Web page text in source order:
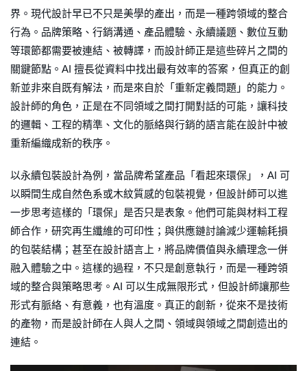
界。現代設計早已不只是美學的產出，而是一種跨領域的整合
行為。品牌策略、行銷溝通、產品體驗、永續議題、數位互動
等環節都需要被連結、被轉譯，而設計師正是這些碎片之間的
關鍵節點。AI 擅長從資料中找出最有效率的答案，但真正的創
新並非來自既有解法，而是來自於「重新定義問題」的能力。
設計師的角色，正是在不同領域之間打開對話的可能，讓科技
的邏輯、工程的精準、文化的脈絡與行銷的語言能在設計中被
重新編織成新的秩序。
以永續包裝設計為例，當品牌希望產品「看起來環保」，AI 可
以瞬間生成自然色系或木紋質感的包裝視覺，但設計師可以進
一步思考這樣的「環保」是否只是表象。他們可能與材料工程
師合作，研究再生纖維的可印性；與供應鏈討論減少運輸耗損
的包裝結構；甚至在設計語言上，將品牌價值與永續理念一併
融入體驗之中。這樣的過程，不只是創意執行，而是一種跨領
域的整合與策略思考。AI 可以生成無限形式，但設計師讓那些
形式有脈絡、有意義，也有溫度。真正的創新，從來不是技術
的產物，而是設計師在人與人之間、領域與領域之間創造出的
連結。